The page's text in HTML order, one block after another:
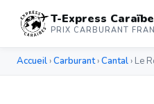
T-Express
PRIX CARBURANT
Accueil ›Carburant›Cantal › Le